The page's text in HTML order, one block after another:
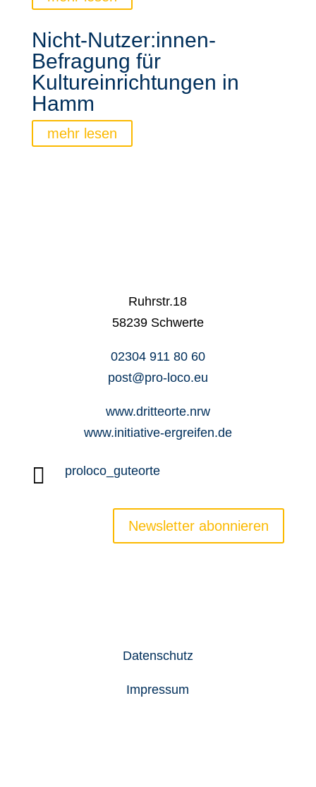
Nicht-Nutzer:innen-
Befragung für
Kultureinrichtungen in
Hamm
mehr lesen
Ruhrstr.18
58239 Schwerte
02304 911 80 60
post@pro-loco.eu
www.dritteorte.nrw
www.initiative-ergreifen.de
 proloco_guteorte
Newsletter abonnieren
Datenschutz
Impressum